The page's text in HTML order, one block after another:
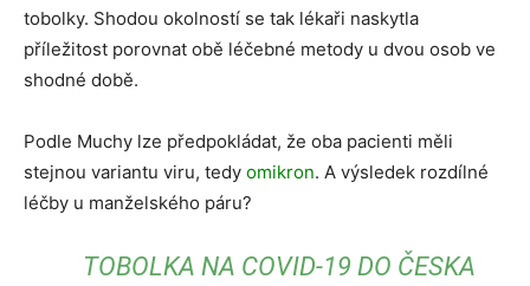
tobolky. Shodou okolností se tak lékaři naskytla
příležitost porovnat obě léčebné metody u dvou osob ve
shodné době.
Podle Muchy lze předpokládat, že oba pacienti měli
stejnou variantu viru, tedy omikron. A výsledek rozdílné
léčby u manželského páru?
TOBOLKA NA COVID-19 DO ČESKA